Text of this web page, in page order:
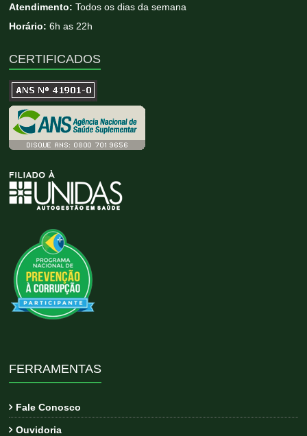
Atendimento: Todos os dias da semana
Horário: 6h as 22h
CERTIFICADOS
FERRAMENTAS
Fale Conosco
Ouvidoria